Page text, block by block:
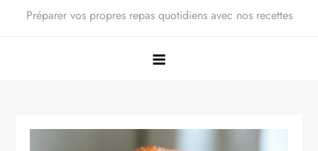
Préparer vos propres repas quotidiens avec nos recettes